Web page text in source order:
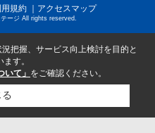
規約 ｜アクセスマップ
ージ All rights reserved.
把握、サービス向上検討を目的と
す。
いて」 をご確認ください。